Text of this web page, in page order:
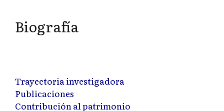
Biografía
Trayectoria investigadora
Publicaciones
Contribución al patrimonio